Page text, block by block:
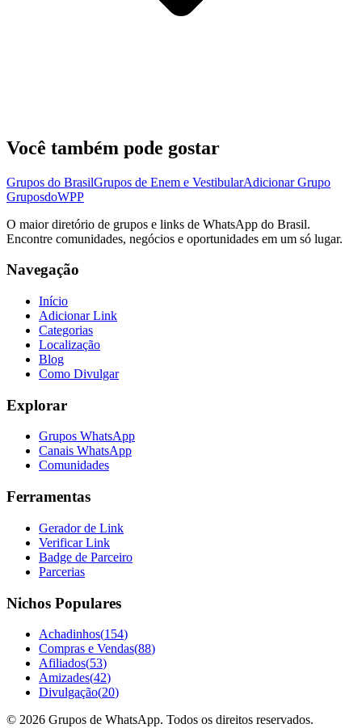
Você também pode gostar
Grupos do BrasilGrupos de Enem e VestibularAdicionar Grupo
GruposdoWPP
O maior diretório de grupos e links de WhatsApp do Brasil.
Encontre comunidades, negócios e oportunidades em um só lugar.
Navegação
Início
Adicionar Link
Categorias
Localização
Blog
Como Divulgar
Explorar
Grupos WhatsApp
Canais WhatsApp
Comunidades
Ferramentas
Gerador de Link
Verificar Link
Badge de Parceiro
Parcerias
Nichos Populares
Achadinhos(154)
Compras e Vendas(88)
Afiliados(53)
Amizades(42)
Divulgação(20)
© 2026 Grupos de WhatsApp. Todos os direitos reservados.